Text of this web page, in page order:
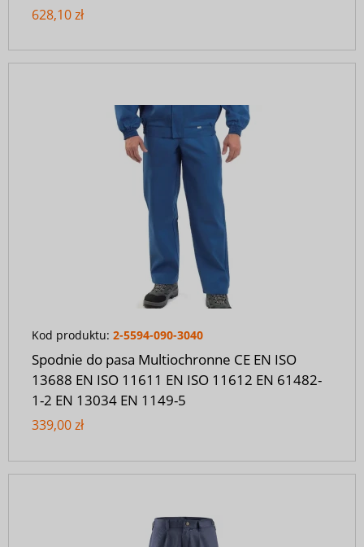
628,10 zł
Kod produktu: 2-5594-090-3040
Spodnie do pasa Multiochronne CE EN ISO
13688 EN ISO 11611 EN ISO 11612 EN 61482-
1-2 EN 13034 EN 1149-5
339,00 zł